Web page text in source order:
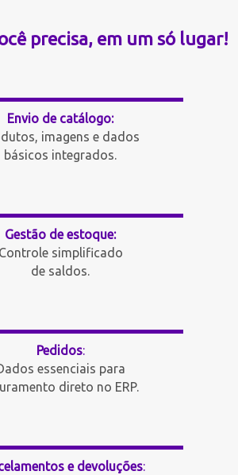
precisa, em um só lugar!
Envio de catálogo:
imagens e dados
básicos integrados.
Gestão de estoque:
Controle simplificado
de saldos.
Pedidos:
essenciais para
direto no ERP.
e devoluções: